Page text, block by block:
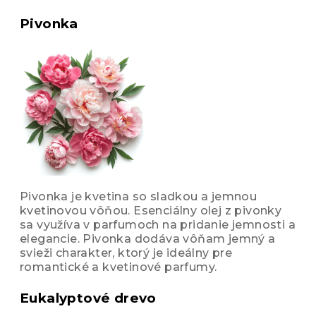
Pivonka
Pivonka je kvetina so sladkou a jemnou
kvetinovou vôňou. Esenciálny olej z pivonky
sa využíva v parfumoch na pridanie jemnosti a
elegancie. Pivonka dodáva vôňam jemný a
svieži charakter, ktorý je ideálny pre
romantické a kvetinové parfumy.
Eukalyptové drevo